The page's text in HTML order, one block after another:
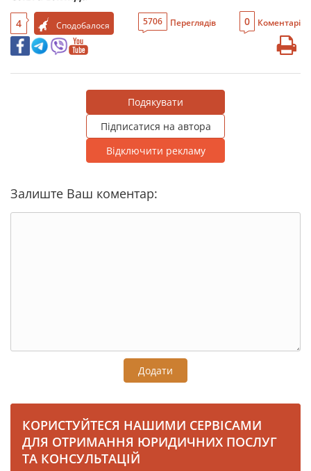
4 Сподобалося 5706 Переглядів 0 Коментарі
Подякувати
Підписатися на автора
Відключити рекламу
Залиште Ваш коментар:
Додати
КОРИСТУЙТЕСЯ НАШИМИ СЕРВІСАМИ
ДЛЯ ОТРИМАННЯ ЮРИДИЧНИХ ПОСЛУГ
ТА КОНСУЛЬТАЦІЙ